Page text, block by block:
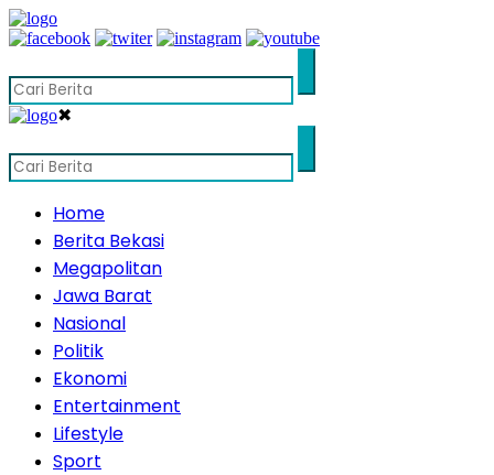
✖
Home
Berita Bekasi
Megapolitan
Jawa Barat
Nasional
Politik
Ekonomi
Entertainment
Lifestyle
Sport